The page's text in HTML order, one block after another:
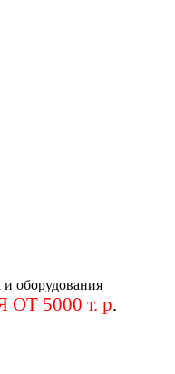
и оборудования
5000 т. р.